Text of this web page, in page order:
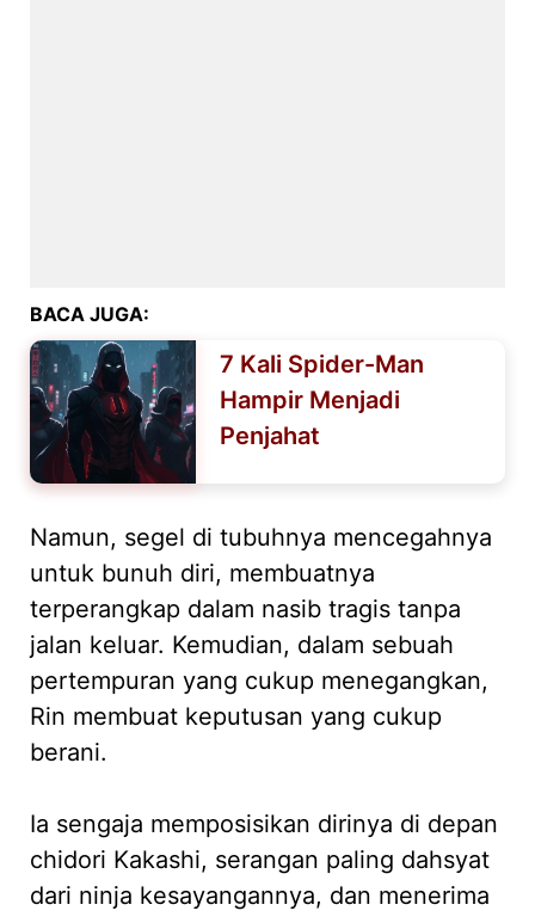
BACA JUGA:
7 Kali Spider-Man
Hampir Menjadi
Penjahat
Namun, segel di tubuhnya mencegahnya
untuk bunuh diri, membuatnya
terperangkap dalam nasib tragis tanpa
jalan keluar. Kemudian, dalam sebuah
pertempuran yang cukup menegangkan,
Rin membuat keputusan yang cukup
berani.
Ia sengaja memposisikan dirinya di depan
chidori Kakashi, serangan paling dahsyat
dari ninja kesayangannya, dan menerima